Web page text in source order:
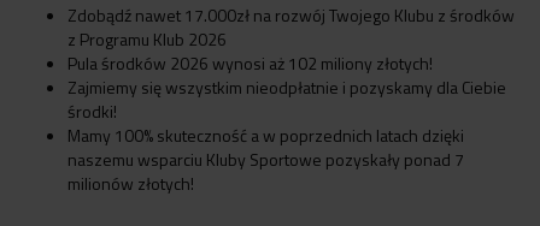
Zdobądź nawet 17.000zł na rozwój Twojego Klubu z środków
z Programu Klub 2026
Pula środków 2026 wynosi aż 102 miliony złotych!
Zajmiemy się wszystkim nieodpłatnie i pozyskamy dla Ciebie
środki!
Mamy 100% skuteczność a w poprzednich latach dzięki
naszemu wsparciu Kluby Sportowe pozyskały ponad 7
milionów złotych!